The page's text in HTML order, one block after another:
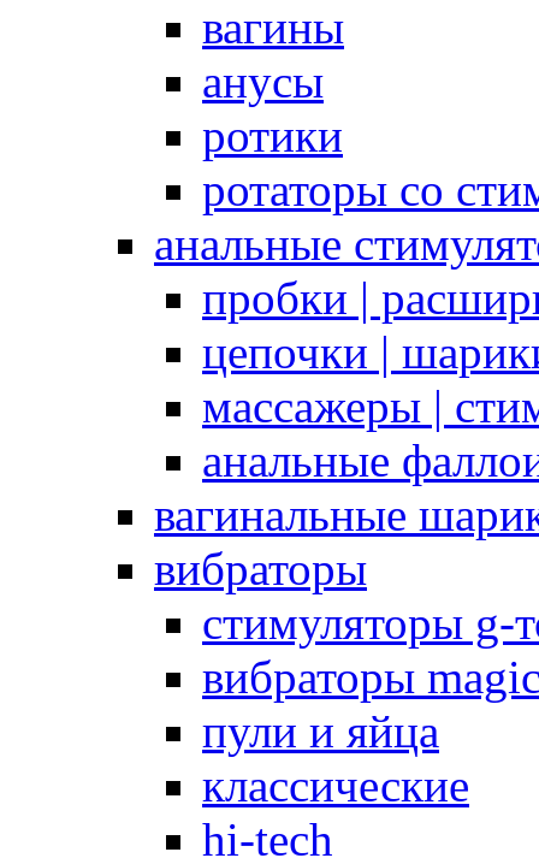
вагины
анусы
ротики
ротаторы со
анальные
пробки |
цепочки |
массажеры |
анальные
вагинальные
вибраторы
стимуляторы g-
вибраторы
пули и яйца
классические
hi-tech